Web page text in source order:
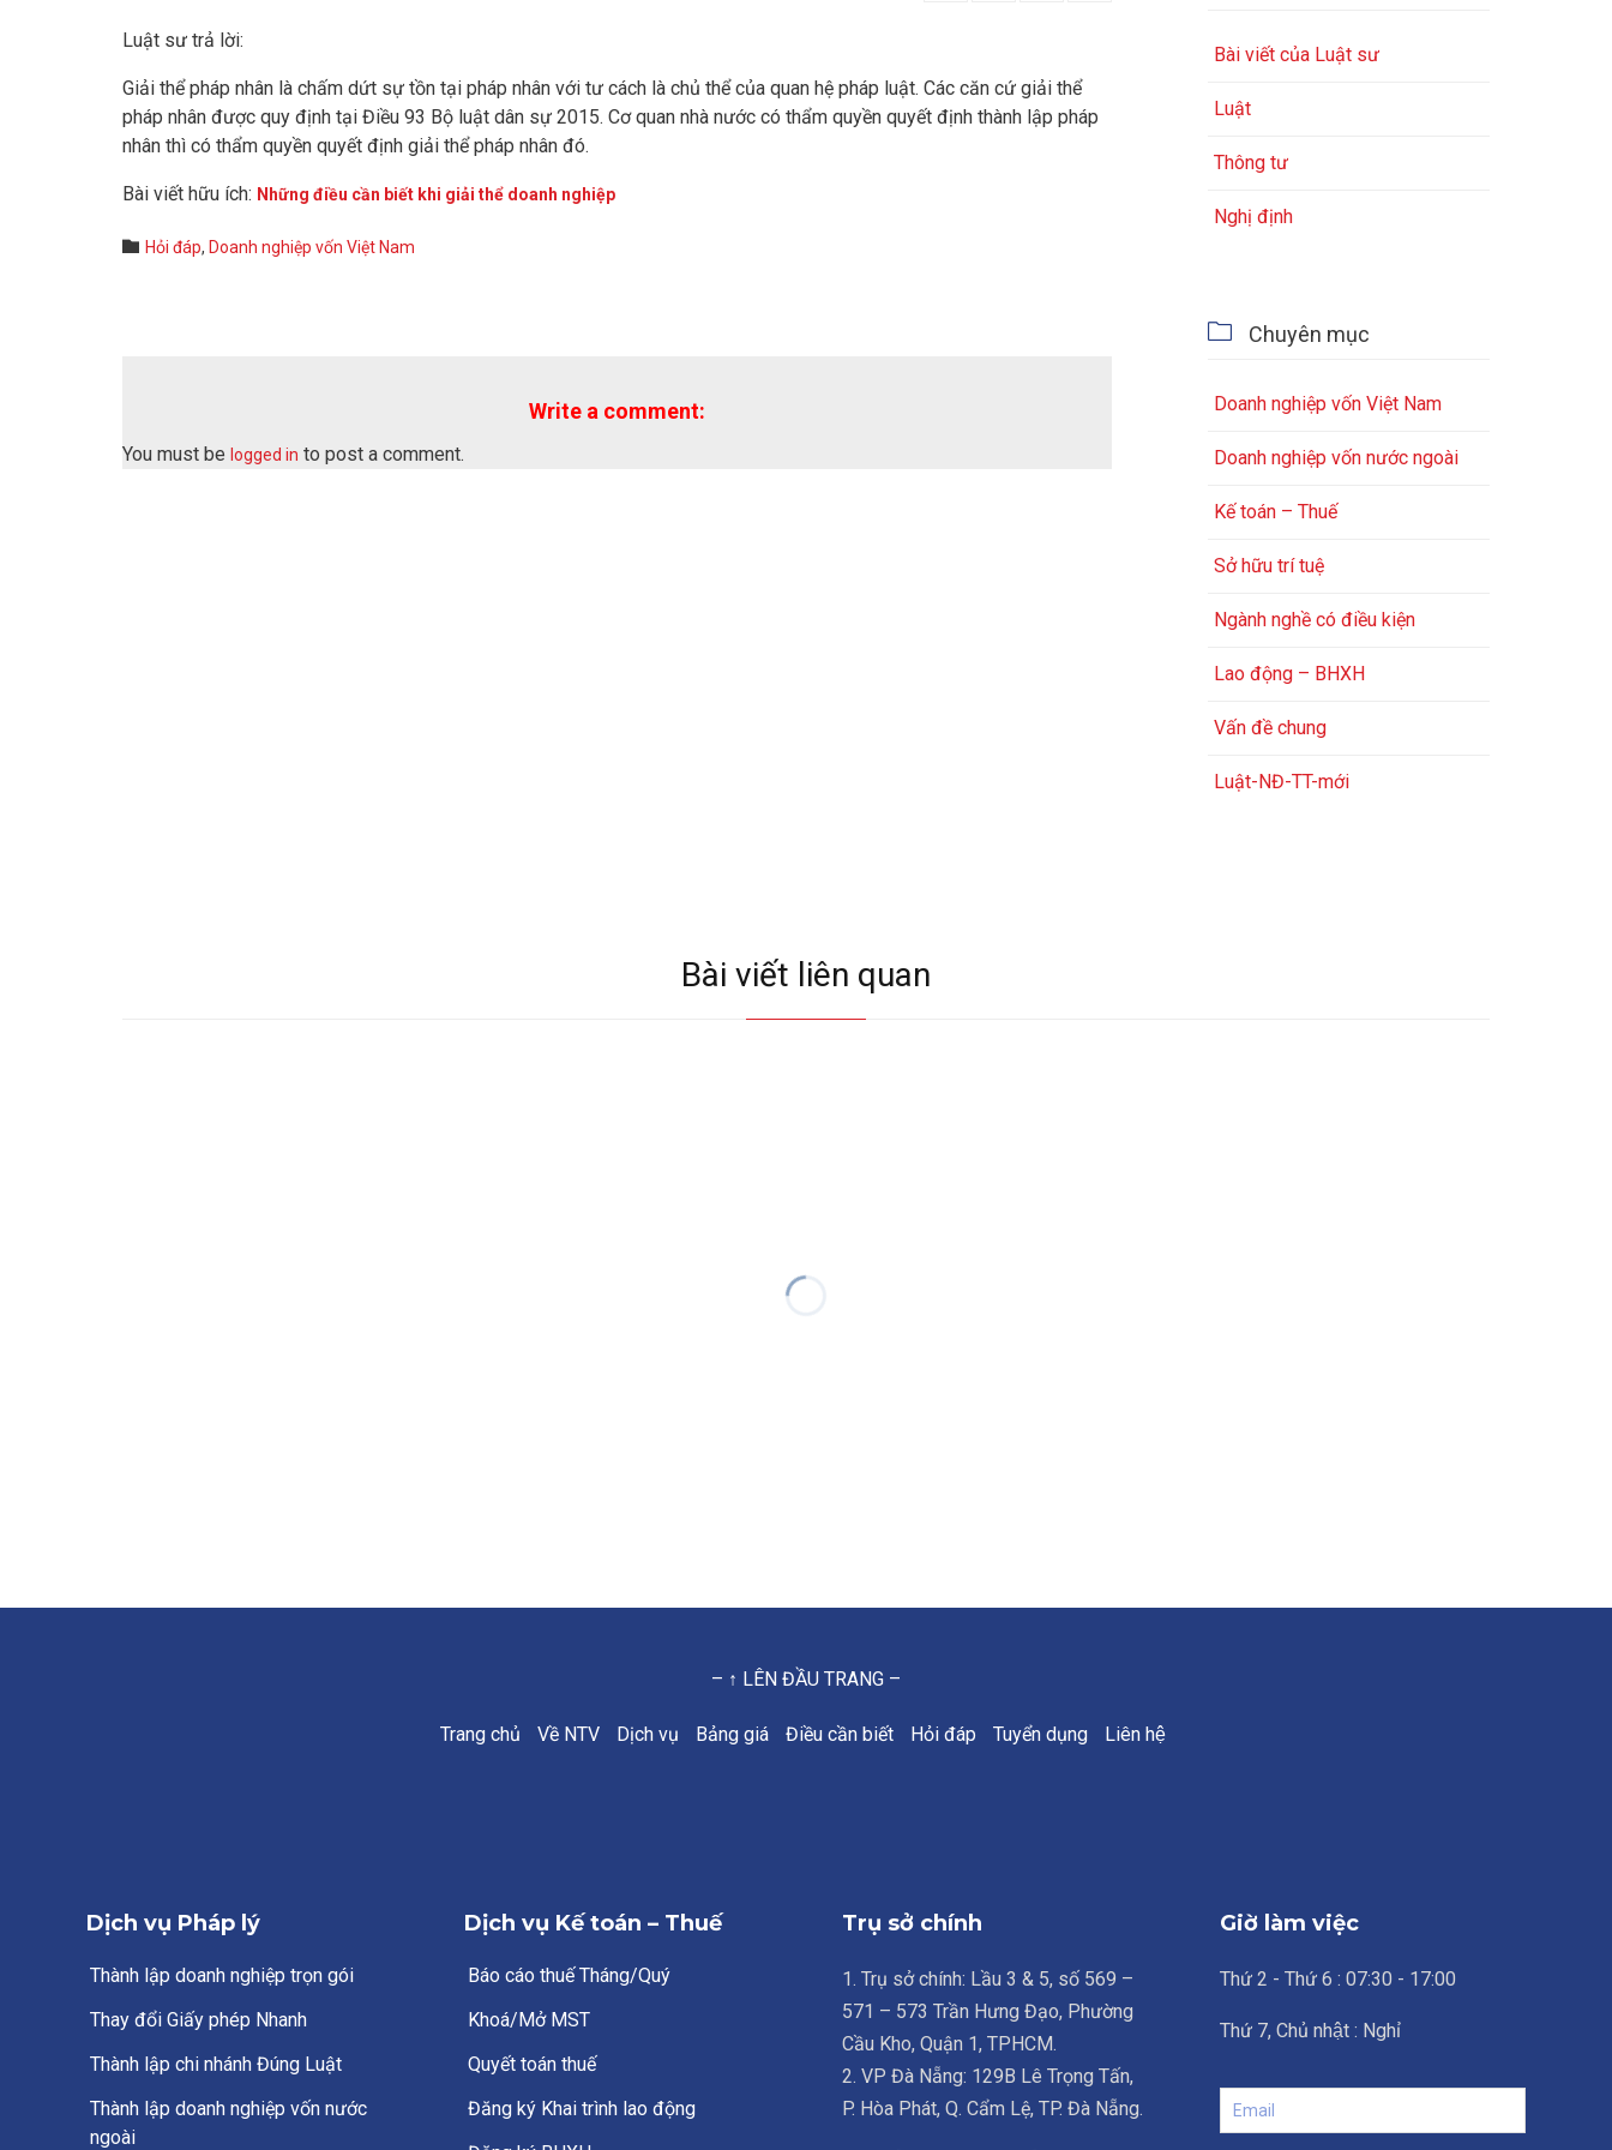
Luật sư trả lời:
Giải thể pháp nhân là chấm dứt sự tồn tại pháp nhân với tư cách là chủ thể của quan hệ pháp luật. Các căn cứ giải thể
pháp nhân được quy định tại Điều 93 Bộ luật dân sự 2015. Cơ quan nhà nước có thẩm quyền quyết định thành lập pháp
nhân thì có thẩm quyền quyết định giải thể pháp nhân đó.
Bài viết hữu ích: Những điều cần biết khi giải thể doanh nghiệp
 Category
Hỏi đáp, Doanh nghiệp vốn Việt Nam
Write a comment:
You must be logged in to post a comment.
Bài viết của Luật sư
Luật
Thông tư
Nghị định
 Chuyên mục
Doanh nghiệp vốn Việt Nam
Doanh nghiệp vốn nước ngoài
Kế toán – Thuế
Sở hữu trí tuệ
Ngành nghề có điều kiện
Lao động – BHXH
Vấn đề chung
Luật-NĐ-TT-mới
Bài viết liên quan
– ↑ LÊN ĐẦU TRANG –
Trang chủ Về NTV Dịch vụ Bảng giá Điều cần biết Hỏi đáp Tuyển dụng Liên hệ
Dịch vụ Pháp lý
Thành lập doanh nghiệp trọn gói
Thay đổi Giấy phép Nhanh
Thành lập chi nhánh Đúng Luật
Thành lập doanh nghiệp vốn nước
ngoài
Dịch vụ Kế toán – Thuế
Báo cáo thuế Tháng/Quý
Khoá/Mở MST
Quyết toán thuế
Đăng ký Khai trình lao động
Trụ sở chính
1. Trụ sở chính: Lầu 3 & 5, số 569 –
571 – 573 Trần Hưng Đạo, Phường
Cầu Kho, Quận 1, TPHCM.
2. VP Đà Nẵng: 129B Lê Trọng Tấn,
P. Hòa Phát, Q. Cẩm Lệ, TP. Đà Nẵng.
Giờ làm việc
Thứ 2 - Thứ 6 : 07:30 - 17:00
Thứ 7, Chủ nhật : Nghỉ